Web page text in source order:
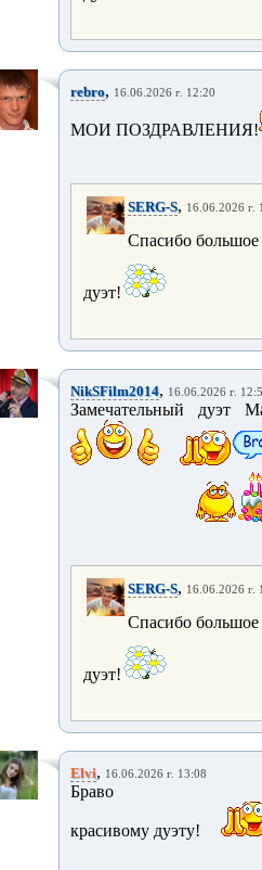
rebro, 16.06.2026 г. 12:20
МОИ ПОЗДРАВЛЕНИЯ!
SERG-S, 16.06.2026 г.
Спасибо большое
дуэт!
NikSFilm2014, 16.06.2026 г.
Замечательный
SERG-S, 16.06.2026 г.
Спасибо большое
дуэт!
Elvi, 16.06.2026 г. 13:08
Браво
красивому дуэту!